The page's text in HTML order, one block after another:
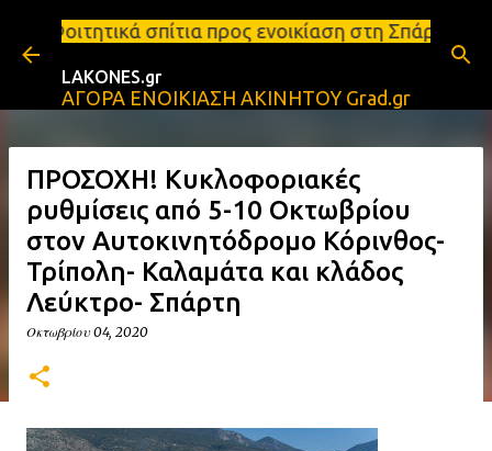
Μετάβαση στο κύριο περιεχόμενο
προς ενοικίαση στη Σπάρτη Ενοικιάσεις
LAKONES.gr
ΑΓΟΡΑ ΕΝΟΙΚΙΑΣΗ ΑΚΙΝΗΤΟΥ Grad.gr
ΠΡΟΣΟΧΗ! Κυκλοφοριακές
ρυθμίσεις από 5-10 Οκτωβρίου
στον Αυτοκινητόδρομο Κόρινθος-
Τρίπολη- Καλαμάτα και κλάδος
Λεύκτρο- Σπάρτη
Οκτωβρίου 04, 2020